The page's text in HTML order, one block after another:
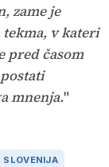
zame je
v kateri
pred časom
mnenja."
SLOVENIJA